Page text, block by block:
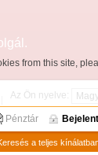
from this site,
Az Ön nyelve:
Pénztár